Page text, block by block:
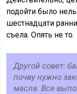
подойти было
шестнадцати
съела. Опять не то.
Другой совет:
почву нужно
масла. Все